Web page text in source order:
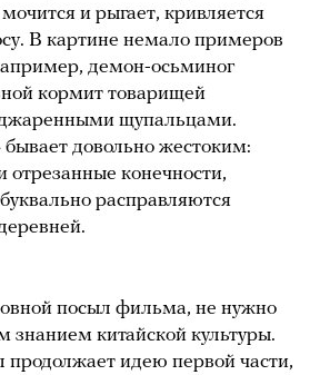
и рыгает, кривляется
В картине немало примеров
демон-осьминог
кормит товарищей
щупальцами.
довольно жестоким:
отрезанные конечности,
расправляются
посыл фильма, не нужно
знанием китайской культуры.
продолжает идею первой части,